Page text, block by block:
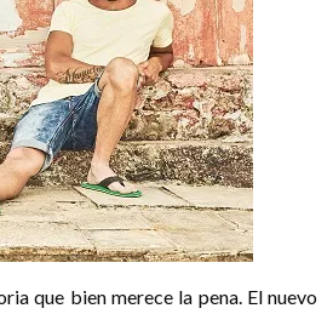
que bien merece la pena. El nuevo